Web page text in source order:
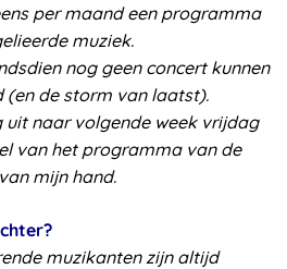
per maand een programma
muziek.
nog geen concert kunnen
(en de storm van laatst).
naar volgende week vrijdag
van het programma van de
mijn hand.
muzikanten zijn altijd